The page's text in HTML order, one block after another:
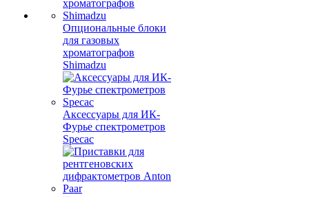
Опциональные блоки
для газовых
хроматографов
Shimadzu
Аксессуары для ИК-
Фурье спектрометров
Specac